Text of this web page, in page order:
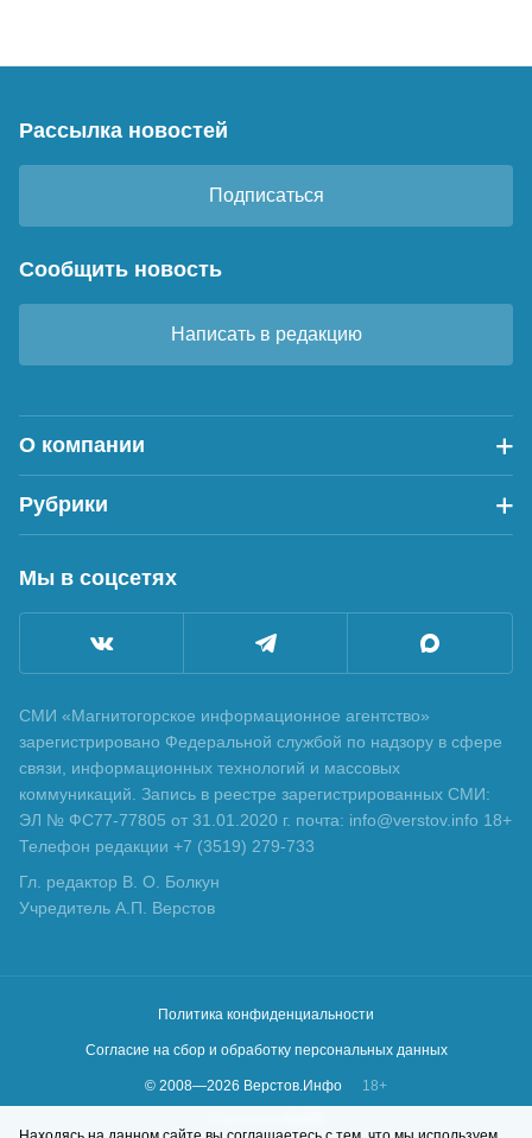
Рассылка новостей
Подписаться
Сообщить новость
Написать в редакцию
О компании
Рубрики
Мы в соцсетях
СМИ «Магнитогорское информационное агентство»
зарегистрировано Федеральной службой по надзору в сфере
связи, информационных технологий и массовых
коммуникаций. Запись в реестре зарегистрированных СМИ:
ЭЛ № ФС77-77805 от 31.01.2020 г. почта: info@verstov.info 18+
Телефон редакции +7 (3519) 279-733
Гл. редактор В. О. Болкун
Учредитель А.П. Верстов
Политика конфиденциальности
Согласие на сбор и обработку персональных данных
© 2008—2026 Верстов.Инфо
18+